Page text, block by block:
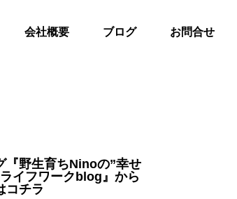
会社概要 ブログ お問合せ
『野生育ちNinoの”幸せ
イフワークblog』から
コチラ